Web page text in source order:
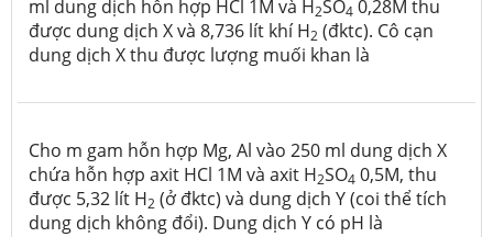
ml dung dịch hỗn hợp HCl 1M và H2SO4 0,28M thu
được dung dịch X và 8,736 lít khí H2 (đktc). Cô cạn
dung dịch X thu được lượng muối khan là
Cho m gam hỗn hợp Mg, Al vào 250 ml dung dịch X
chứa hỗn hợp axit HCl 1M và axit H2SO4 0,5M, thu
được 5,32 lít H2 (ở đktc) và dung dịch Y (coi thể tích
dung dịch không đổi). Dung dịch Y có pH là